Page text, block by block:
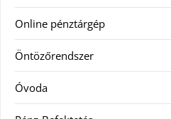
Online pénztárgép
Öntözőrendszer
Óvoda